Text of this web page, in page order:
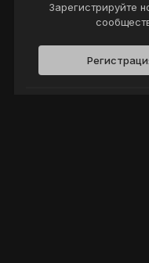
Зарегистрируйте